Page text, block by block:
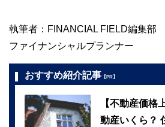
執筆者：FINANCIAL FIELD編集部
ファイナンシャルプランナー
おすすめ紹介記事 【PR】
【不動産価格
動産いくら？